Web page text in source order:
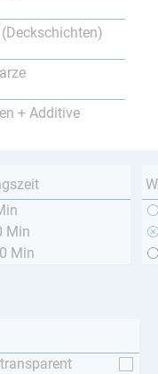
+ Additive
Min
Min